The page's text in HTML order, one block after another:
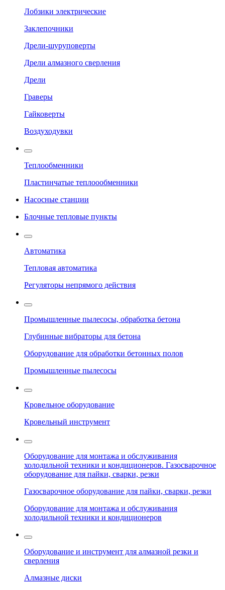
Лобзики электрические
Заклепочники
Дрели-шуруповерты
Дрели алмазного сверления
Дрели
Граверы
Гайковерты
Воздуходувки
Теплообменники
Пластинчатые теплоообменники
Насосные станции
Блочные тепловые пункты
Автоматика
Тепловая автоматика
Регуляторы непрямого действия
Промышленные пылесосы, обработка бетона
Глубинные вибраторы для бетона
Оборудование для обработки бетонных полов
Промышленные пылесосы
Кровельное оборудование
Кровельный инструмент
Оборудование для монтажа и обслуживания
холодильной техники и кондиционеров. Газосварочное
оборудование для пайки, сварки, резки
Газосварочное оборудование для пайки, сварки, резки
Оборудование для монтажа и обслуживания
холодильной техники и кондиционеров
Оборудование и инструмент для алмазной резки и
сверления
Алмазные диски